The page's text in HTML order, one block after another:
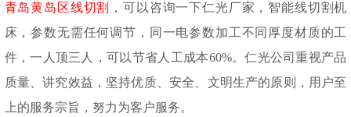
青岛黄岛区线切割
，可以咨询一下仁光厂家，智能线切割机
床，参数无需任何调节，同一电参数加工不同厚度材质的工
件，一人顶三人，可以节省人工成本60%。仁光公司重视产品
质量、讲究效益，坚持优质、安全、文明生产的原则，用户至
上的服务宗旨，努力为客户服务。